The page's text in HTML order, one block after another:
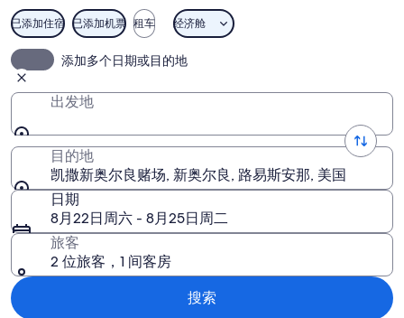
赌
场
图
片
已添加住宿 已添加机票 租车 经济舱
添加多个日期或目的地
出发地
目的地
凯撒新奥尔良赌场, 新奥尔良, 路易斯安那, 美国
日期
8月22日周六 - 8月25日周二
旅客
2 位旅客，1 间客房
搜索